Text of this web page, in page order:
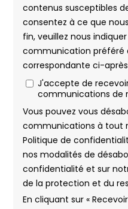
RSMA Guadeloupe
RSMA Guyane
RSMA Réunion
Saint-Brieuc
Saint-Etienne
Saint-Palais